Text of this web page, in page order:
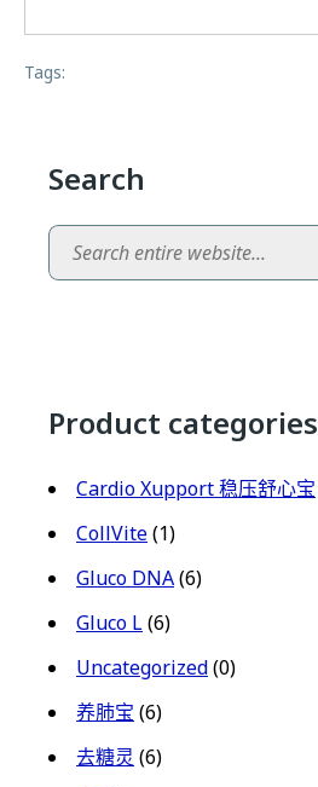
Tags:
Search
Search
Product categories
Cardio Xupport 稳压舒心宝
CollVite(1)
Gluco DNA(6)
Gluco L(6)
Uncategorized(0)
养肺宝 (6)
去糖灵(6)